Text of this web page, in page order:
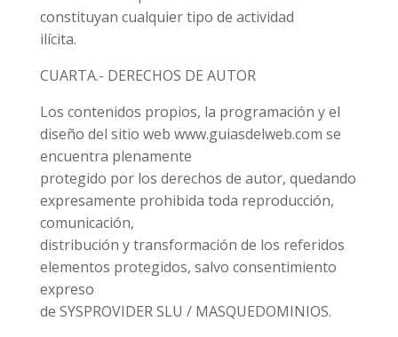
constituyan cualquier tipo de actividad
ilícita.
CUARTA.- DERECHOS DE AUTOR
Los contenidos propios, la programación y el
diseño del sitio web www.guiasdelweb.com se
encuentra plenamente
protegido por los derechos de autor, quedando
expresamente prohibida toda reproducción,
comunicación,
distribución y transformación de los referidos
elementos protegidos, salvo consentimiento
expreso
de SYSPROVIDER SLU / MASQUEDOMINIOS.